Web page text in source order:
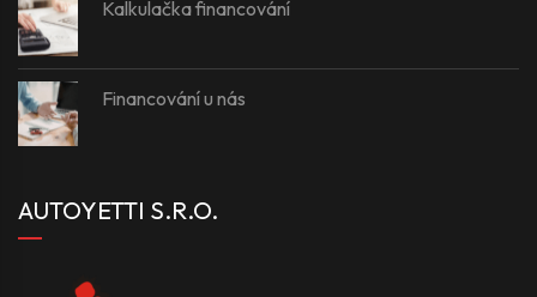
Kalkulačka financování
Financování u nás
AUTOYETTI S.R.O.